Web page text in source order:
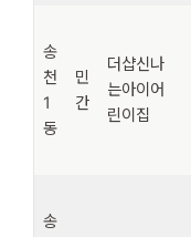
송
천
1
동
민
간
더샵신나
는아이어
린이집
송